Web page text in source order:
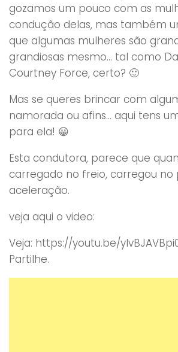
gozamos um pouco com as
condução delas, mas também
que algumas mulheres são
grandiosas mesmo… tal como
Courtney Force, certo? 🙂
Mas se queres brincar com
namorada ou afins… aqui tens
para ela! 😀
Esta condutora, parece que
carregado no freio, carregou no
aceleração.
veja aqui o video:
Veja: https://youtu.be/
Partilhe.